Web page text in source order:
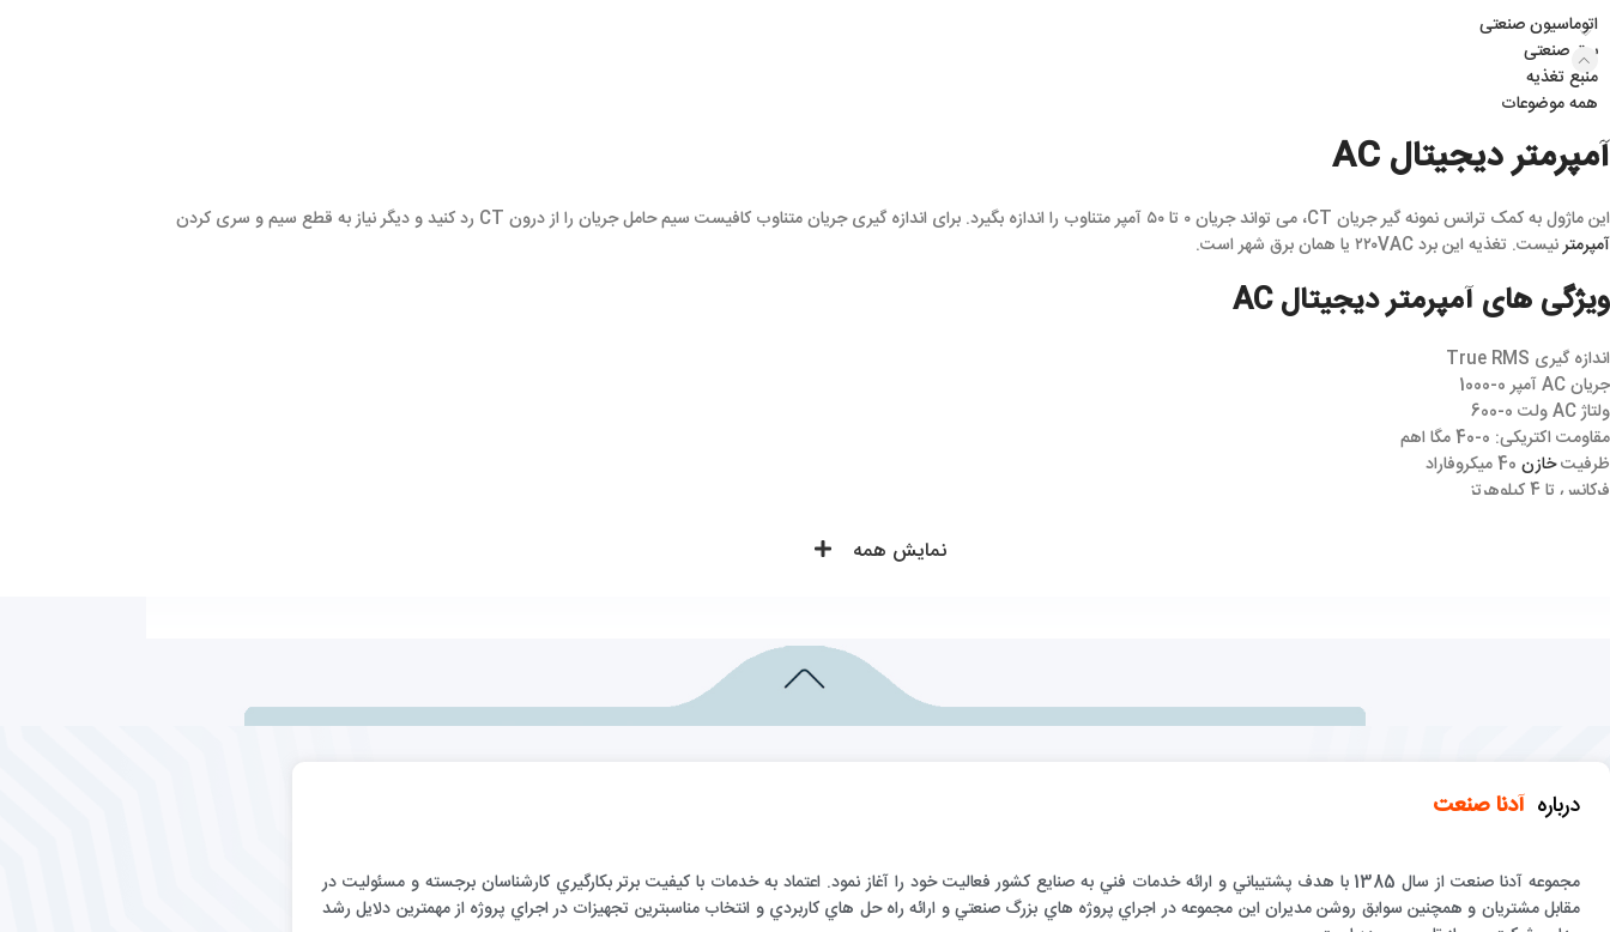
اتوماسیون صنعتی
برق صنعتی
منبع تغذیه
همه موضوعات
آمپرمتر دیجیتال AC
این ماژول به کمک ترانس نمونه گیر جریان CT، می تواند جریان ۰ تا ۵۰ آمپر متناوب را اندازه بگیرد. برای اندازه گیری جریان متناوب کافیست سیم حامل جریان را از درون CT رد کنید و دیگر نیاز به قطع سیم و سری کردن
آمپرمترنیست. تغذیه این برد ۲۲۰VAC یا همان برق شهر است.
ویژگی های آمپرمتر دیجیتال AC
اندازه گیری True RMS
جریان AC آمپر 0-1000
ولتاژ AC ولت 0-600
مقاومت اکتریکی: 0-40 مگا اهم
ظرفیتخازن
فرکانس تا 4 کیلوهرتز
نمایش همه
درباره آدنا صنعت
مجموعه آدنا صنعت از سال 1385 با هدف پشتيباني و ارائه خدمات فني به صنايع كشور فعاليت خود را آغاز نمود. اعتماد به خدمات با كيفيت برتر بكارگيري كارشناسان برجسته و مسئوليت در
مقابل مشتريان و همچنين سوابق روشن مديران اين مجموعه در اجراي پروژه هاي بزرگ صنعتي و ارائه راه حل هاي كاربردي و انتخاب مناسبترين تجهيزات در اجراي پروژه از مهمترين دلايل رشد